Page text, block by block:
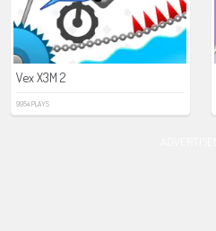
Vex X3M 2
9954 PLAYS